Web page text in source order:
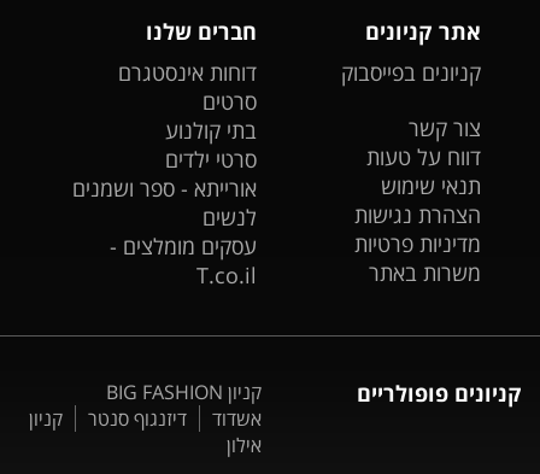
אתר קניונים
קניונים בפייסבוק
צור קשר
דווח על טעות
תנאי שימוש
הצהרת נגישות
מדיניות פרטיות
משרות באתר
חברים שלנו
דוחות אינסטגרם
סרטים
בתי קולנוע
סרטי ילדים
אורייתא - ספר ושמנים
לנשים
עסקים מומלצים -
T.co.il
קניונים פופולריים
קניון BIG FASHION
אשדוד
דיזנגוף סנטר
קניון
אילון